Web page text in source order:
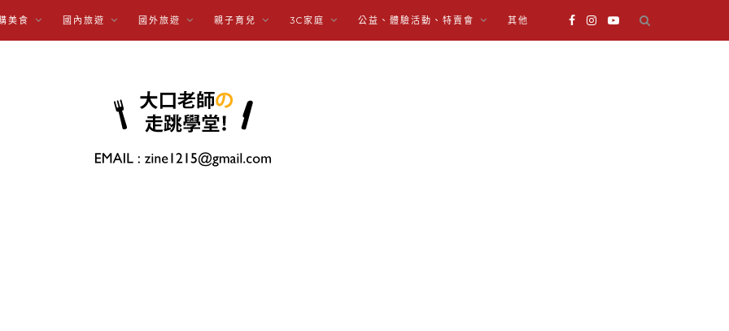
美食 國內旅遊 國外旅遊 親子育兒 3C家庭 公益、體驗活動、特賣會 其他